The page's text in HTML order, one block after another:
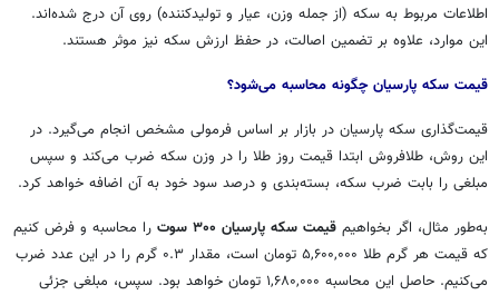
اطلاعات مربوط به سکه (از جمله وزن، عیار و تولیدکننده) روی آن درج شده‌اند.
این موارد، علاوه بر تضمین اصالت، در حفظ ارزش سکه نیز موثر هستند.
قیمت سکه پارسیان چگونه محاسبه می‌شود؟
قیمت‌گذاری سکه پارسیان در بازار بر اساس فرمولی مشخص انجام می‌گیرد. در
این روش، طلافروش ابتدا قیمت روز طلا را در وزن سکه ضرب می‌کند و سپس
مبلغی را بابت ضرب سکه، بسته‌بندی و درصد سود خود به آن اضافه خواهد کرد.
به‌طور مثال، اگر بخواهیم قیمت سکه پارسیان ۳۰۰ سوت
را محاسبه و فرض کنیم
که قیمت هر گرم طلا ۵,۶۰۰,۰۰۰
تومان است، مقدار ۰.۳ گرم را در این عدد ضرب
می‌کنیم. حاصل این محاسبه ۱,۶۸۰,۰۰۰ تومان خواهد بود. سپس، مبلغی جزئی